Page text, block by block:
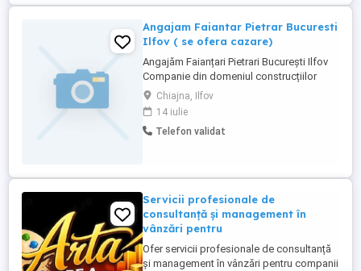
Angajam Faiantar Pietrar Bucuresti
Ilfov ( se ofera cazare)
Angajăm Faianțari Pietrari București Ilfov
Companie din domeniul construcțiilor
angajează 2 faianțari pietrari pentru lucrări
în București și Ilfov. Cerințe: Experiență în
montaj faianță, gresie și sau piatră
naturală; Seriozitate, responsabilitate și
Chiajna, Ilfov
14 iulie
Telefon validat
Servicii profesionale de
consultanță și management în
vânzări pentru
Ofer servicii profesionale de consultanță
și management în vânzări pentru companii